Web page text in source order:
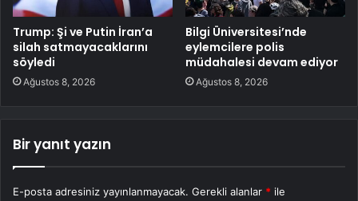
Trump: Şi ve Putin İran’a
silah satmayacaklarını
söyledi
Ağustos 8, 2026
Bilgi Üniversitesi’nde
eylemcilere polis
müdahalesi devam ediyor
Ağustos 8, 2026
Bir yanıt yazın
E-posta adresiniz yayınlanmayacak. Gerekli alanlar * ile